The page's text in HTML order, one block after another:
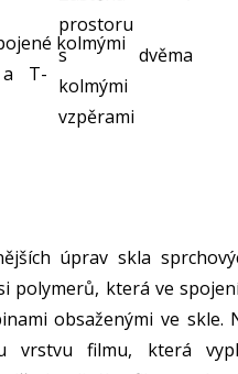
kolmými
a T-
prostoru
s dvěma
kolmými
vzpěrami
úprav skla
polymerů, která ve
obsaženými ve skle.
vrstvu filmu, která